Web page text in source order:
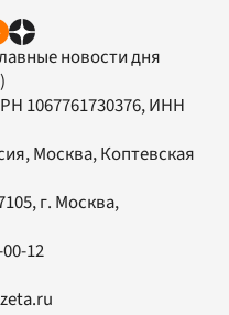
новости дня
1067761730376, ИНН
Москва, Коптевская
, г. Москва,
12